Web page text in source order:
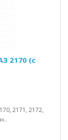
2170 (с
2171, 2172,